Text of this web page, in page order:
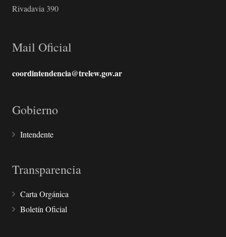
Rivadavia 390
Mail Oficial
coordintendencia@trelew.gov.ar
Gobierno
Intendente
Transparencia
Carta Orgánica
Boletín Oficial